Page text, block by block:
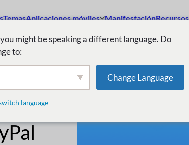
TemasAplicaciones móviles ManifestaciónRecursos
la
might be speaking a different language. Do
to:
Change Language
language